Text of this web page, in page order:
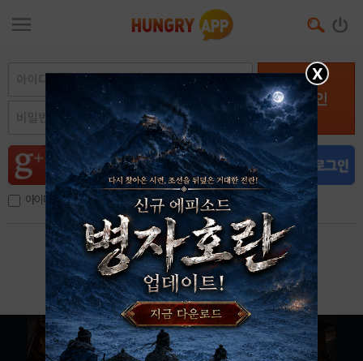
로그인
아이디, 이메일 저장
아이디 / 비밀번호 찾기 회원가입
X